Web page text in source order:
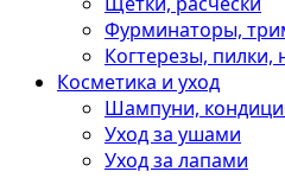
Фурминаторы,
Когтерезы,
Косметика и уход
Шампуни,
Уход за ушами
Уход за лапами